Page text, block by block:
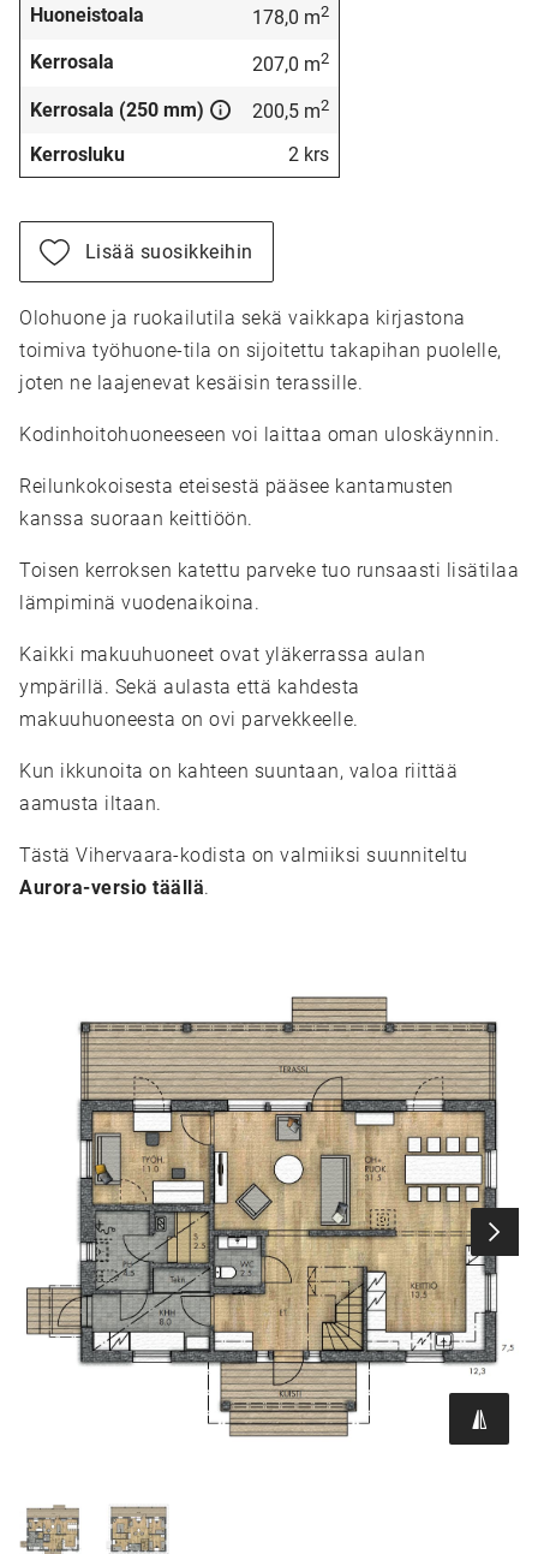
Huoneistoala
178,0 m2
Kerrosala 207,0 m2
Kerrosala (250 mm) 200,5 m2
Kerrosluku 2 krs
Lisää suosikkeihin
Olohuone ja ruokailutila sekä vaikkapa kirjastona
toimiva työhuone-tila on sijoitettu takapihan puolelle,
joten ne laajenevat kesäisin terassille.
Kodinhoitohuoneeseen voi laittaa oman uloskäynnin.
Reilunkokoisesta eteisestä pääsee kantamusten
kanssa suoraan keittiöön.
Toisen kerroksen katettu parveke tuo runsaasti lisätilaa
lämpiminä vuodenaikoina.
Kaikki makuuhuoneet ovat yläkerrassa aulan
ympärillä. Sekä aulasta että kahdesta
makuuhuoneesta on ovi parvekkeelle.
Kun ikkunoita on kahteen suuntaan, valoa riittää
aamusta iltaan.
Tästä Vihervaara-kodista on valmiiksi suunniteltu
Aurora-versio täällä.